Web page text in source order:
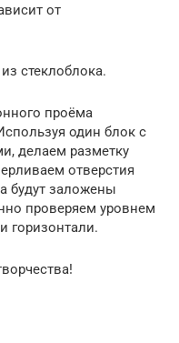
от
стеклоблока.
проёма
один блок с
делаем разметку
отверстия
будут заложены
проверяем уровнем
горизонтали.